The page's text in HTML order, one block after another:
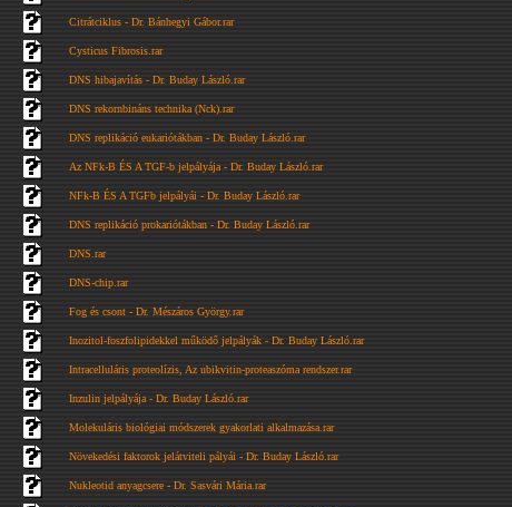
Citrátciklus - Dr. Bánhegyi Gábor.rar
Cysticus Fibrosis.rar
DNS hibajavítás - Dr. Buday László.rar
DNS rekornbináns technika (Nck).rar
DNS replikáció eukariótákban - Dr. Buday László.rar
Az NFk-B ÉS A TGF-b jelpályája - Dr. Buday László.rar
NFk-B ÉS A TGFb jelpályái - Dr. Buday László.rar
DNS replikáció prokariótákban - Dr. Buday László.rar
DNS.rar
DNS-chip.rar
Fog és csont - Dr. Mészáros György.rar
Inozitol-foszfolipidekkel működő jelpályák - Dr. Buday László.rar
Intracelluláris proteolízis, Az ubikvitin-proteaszóma rendszer.rar
Inzulin jelpályája - Dr. Buday László.rar
Molekuláris biológiai módszerek gyakorlati alkalmazása.rar
Növekedési faktorok jelátviteli pályái - Dr. Buday László.rar
Nukleotid anyagcsere - Dr. Sasvári Mária.rar